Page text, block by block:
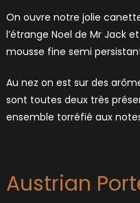
On ouvre notre jolie
l’étrange Noel de Mr Jack
mousse fine semi
Au nez on est sur des
sont toutes deux très
ensemble torréfié aux
Austrian